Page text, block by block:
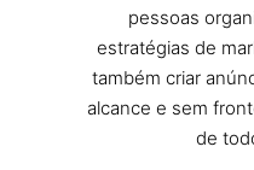
pessoas
estratégias de
também criar
alcance e sem
de